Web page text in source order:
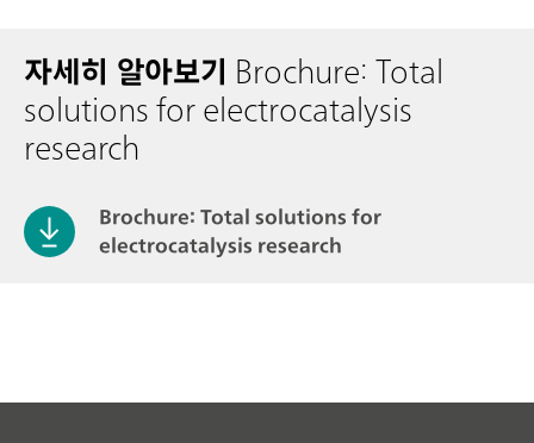
자세히 알아보기 Brochure: Total
solutions for electrocatalysis
research
Brochure: Total solutions for
electrocatalysis research